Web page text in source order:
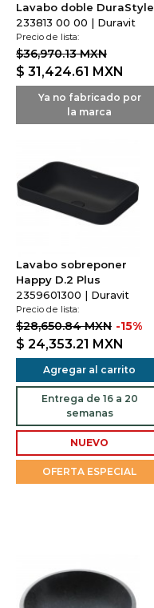
Lavabo doble DuraStyle
233813 00 00 | Duravit
Precio de lista:
$36,970.13 MXN
$ 31,424.61 MXN
Ya no fabricado por
la marca
Lavabo sobreponer
Happy D.2 Plus
2359601300 | Duravit
Precio de lista:
$28,650.84 MXN -15%
$ 24,353.21 MXN
Agregar al carrito
Entrega de 16 a 20
semanas
NUEVO
OFERTA ESPECIAL